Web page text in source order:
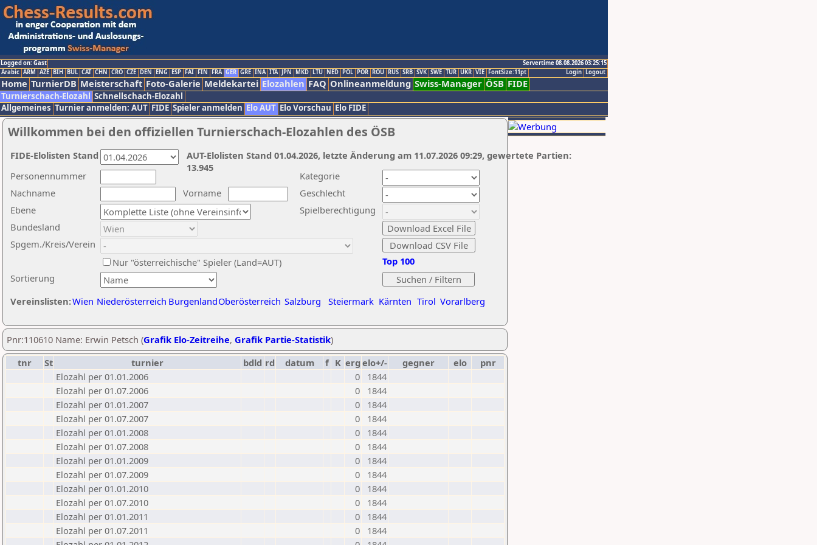
Logged on: Gast
Servertime 08.08.2026 03:25:15
Logout
Login
Arabic ARM AZE BIH BUL CAT CHN CRO CZE DEN ENG ESP FAI FIN FRA GER GRE INA ITA JPN MKD LTU NED POL POR ROU RUS SRB SVK SWE TUR UKR VIE FontSize:11pt
Home TurnierDB Meisterschaft Foto-Galerie Meldekartei Elozahlen FAQ Onlineanmeldung Swiss-Manager ÖSB FIDE
Turnierschach-Elozahl Schnellschach-Elozahl
Allgemeines Turnier anmelden: AUT FIDE Spieler anmelden Elo AUT Elo Vorschau Elo FIDE
Willkommen bei den offiziellen Turnierschach-Elozahlen des ÖSB
Nachname
Vorname
Ebene
Kategorie
Sortierung
Personennummer
Bundesland
Spgem./Kreis/Verein
Geschlecht
Nur "österreichische" Spieler (Land=AUT)
Spielberechtigung
Vereinslisten:Wien Niederösterreich BurgenlandOberösterreich Salzburg Steiermark Kärnten Tirol Vorarlberg
Top 100
AUT-Elolisten Stand 01.04.2026, letzte Änderung am 11.07.2026 09:29, gewertete Partien:
13.945
FIDE-Elolisten Stand
Pnr:110610 Name: Erwin Petsch (Grafik Elo-Zeitreihe, Grafik Partie-Statistik)
tnr
St turnier bdld rd datum f K erg elo+/- gegner elo
pnr
Elozahl per 01.01.2006
0
1844
Elozahl per 01.07.2006
0
1844
Elozahl per 01.01.2007
0
1844
Elozahl per 01.07.2007
0
1844
Elozahl per 01.01.2008
0
1844
Elozahl per 01.07.2008
0
1844
Elozahl per 01.01.2009
0
1844
Elozahl per 01.07.2009
0
1844
Elozahl per 01.01.2010
0
1844
Elozahl per 01.07.2010
0
1844
Elozahl per 01.01.2011
0
1844
Elozahl per 01.07.2011
0
1844